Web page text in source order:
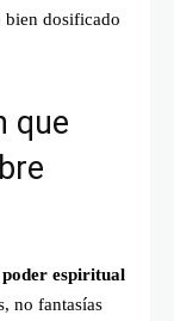
bien dosificado
que
poder espiritual
no fantasías